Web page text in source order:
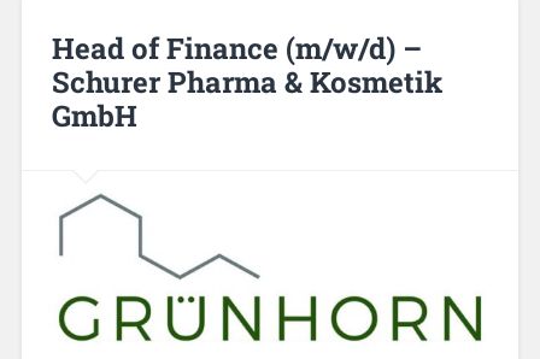
Head of Finance (m/w/d) –
Schurer Pharma & Kosmetik
GmbH